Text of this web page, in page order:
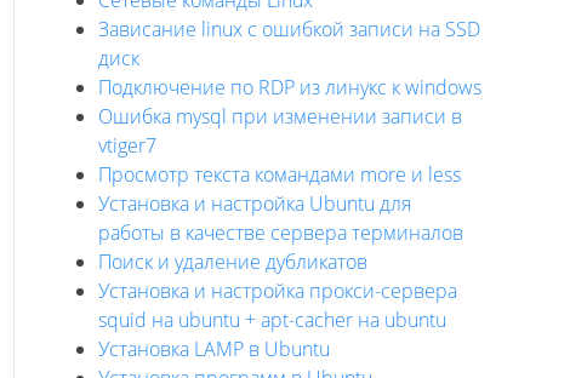
Зависание linux с ошибкой записи на SSD
диск
Подключение по RDP из линукс к windows
Ошибка mysql при изменении записи в
vtiger7
Просмотр текста командами more и less
Установка и настройка Ubuntu для
работы в качестве сервера терминалов
Поиск и удаление дубликатов
Установка и настройка прокси-сервера
squid на ubuntu + apt-cacher на ubuntu
Установка LAMP в Ubuntu